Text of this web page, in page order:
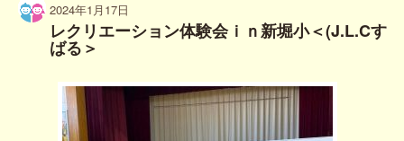
2024年1月17日
レクリエーション体験会ｉｎ新堀小＜(J.L.Cす
ばる＞